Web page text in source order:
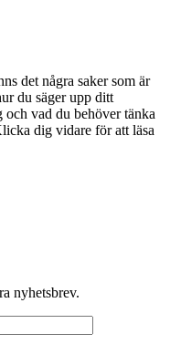
det några saker som är
du säger upp ditt
vad du behöver tänka
dig vidare för att läsa
nyhetsbrev.